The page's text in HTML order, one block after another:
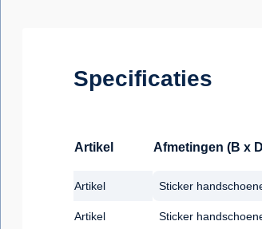
Specificaties
Artikel Afmetingen (B x
Artikel Sticker
Artikel Sticker